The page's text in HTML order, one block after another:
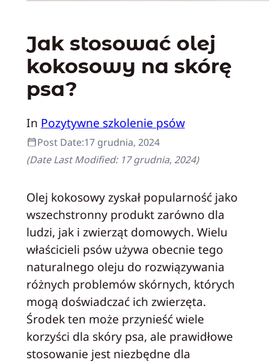
Jak stosować olej
kokosowy na skórę
psa?
In Pozytywne szkolenie psów
Post Date:17 grudnia, 2024
(Date Last Modified: 17 grudnia, 2024)
Olej kokosowy zyskał popularność jako
wszechstronny produkt zarówno dla
ludzi, jak i zwierząt domowych. Wielu
właścicieli psów używa obecnie tego
naturalnego oleju do rozwiązywania
różnych problemów skórnych, których
mogą doświadczać ich zwierzęta.
Środek ten może przynieść wiele
korzyści dla skóry psa, ale prawidłowe
stosowanie jest niezbędne dla